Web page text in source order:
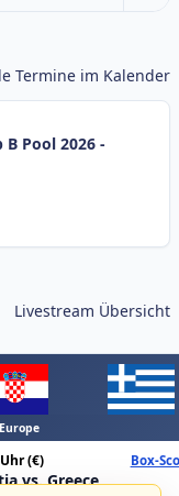
Termine im Kalender
Pool 2026 -
Livestream Übersicht
(€) Box-
vs. Greece